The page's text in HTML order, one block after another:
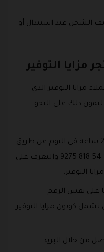
الشحن عند استبدال أو
مزايا التوفير
مزايا التوفير الذي
ذلك على النحو
أولا يمكن التواصل على مدار 24 ساعة في اليوم عن طريق
الواتساب على هذا الرقم +966 54 818 9275 والتعرف على
التوفير.
على نفس الرقم
كوبون مزايا التوفير
من خلال البريد